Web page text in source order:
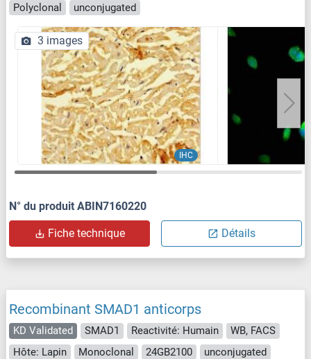
Polyclonal
unconjugated
IHC
3 images
N° du produit ABIN7160220
Fiche technique Détails
Recombinant SMAD1 anticorps
KD Validated SMAD1 Reactivité: Humain
WB, FACS
Hôte: Lapin
Monoclonal 24GB2100
unconjugated